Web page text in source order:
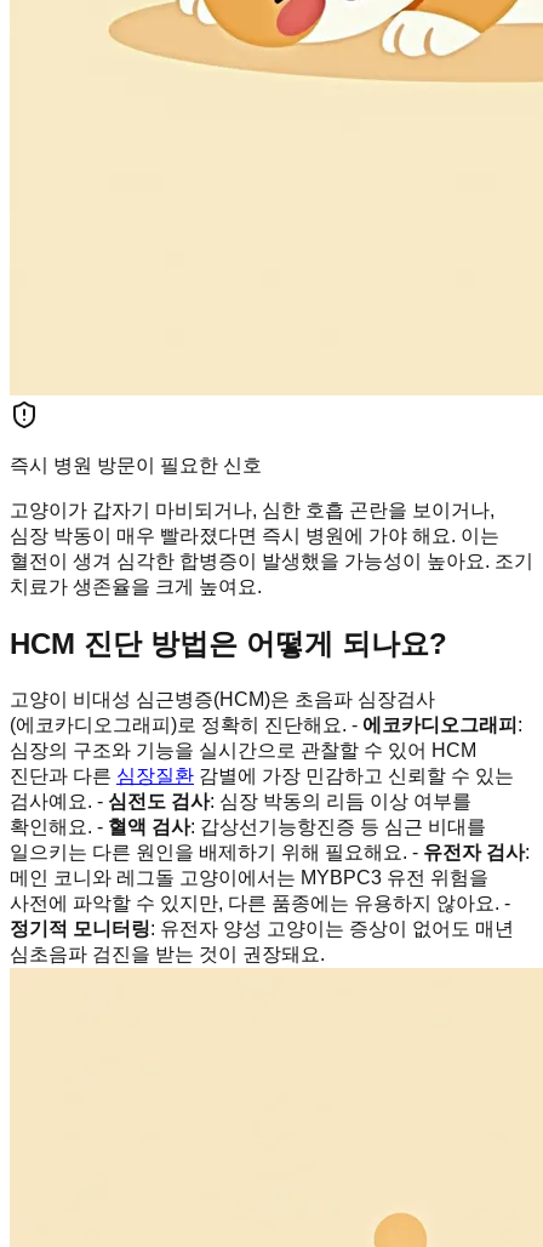
즉시 병원 방문이 필요한 신호
고양이가 갑자기 마비되거나, 심한 호흡 곤란을 보이거나,
심장 박동이 매우 빨라졌다면 즉시 병원에 가야 해요. 이는
혈전이 생겨 심각한 합병증이 발생했을 가능성이 높아요. 조기
치료가 생존율을 크게 높여요.
HCM 진단 방법은 어떻게 되나요?
고양이 비대성 심근병증(HCM)은 초음파 심장검사
(에코카디오그래피)로 정확히 진단해요. - 에코카디오그래피 :
심장의 구조와 기능을 실시간으로 관찰할 수 있어 HCM
진단과 다른 심장질환 감별에 가장 민감하고 신뢰할 수 있는
검사예요. - 심전도 검사: 심장 박동의 리듬 이상 여부를
확인해요. - 혈액 검사: 갑상선기능항진증 등 심근 비대를
일으키는 다른 원인을 배제하기 위해 필요해요. - 유전자 검사:
메인 코니와 레그돌 고양이에서는 MYBPC3 유전 위험을
사전에 파악할 수 있지만, 다른 품종에는 유용하지 않아요. -
정기적 모니터링: 유전자 양성 고양이는 증상이 없어도 매년
심초음파 검진을 받는 것이 권장돼요.